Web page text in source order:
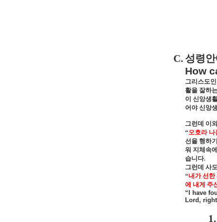
C. 성령
How
그리스도
활을 잘하
이 신앙생
어야 신앙
그런데 이
“오호라 나
선을 행하
워 지체속
습니다.
그런데 사
“내가 선한
에 내게 주
“I have
Lord,
1.